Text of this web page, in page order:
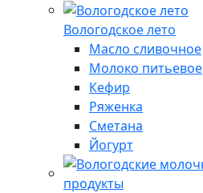
Вологодское лето
Масло сливочное
Молоко питьевое
Кефир
Ряженка
Сметана
Йогурт